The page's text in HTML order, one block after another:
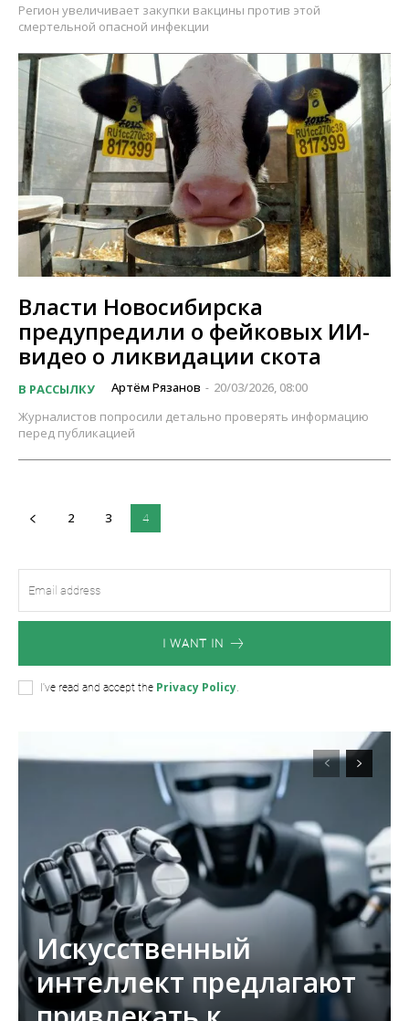
Регион увеличивает закупки вакцины против этой
смертельной опасной инфекции
Власти Новосибирска
предупредили о фейковых ИИ-
видео о ликвидации скота
В РАССЫЛКУ Артём Рязанов - 20/03/2026, 08:00
Журналистов попросили детально проверять информацию
перед публикацией
2 3 4
I WANT IN
I've read and accept the Privacy Policy.
Искусственный
интеллект предлагают